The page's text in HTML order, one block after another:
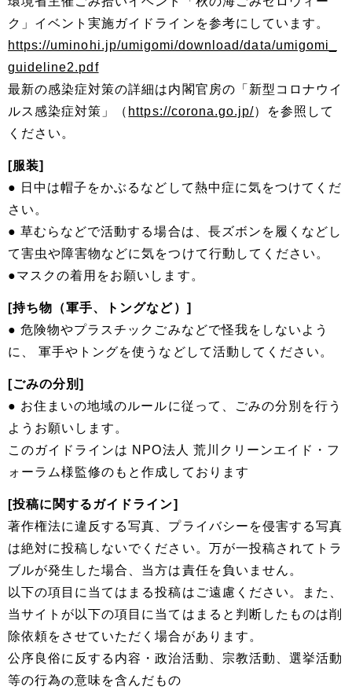
ク」イベント実施ガイドラインを参考にしています。
https://uminohi.jp/umigomi/download/data/umigomi_
guideline2.pdf
最新の感染症対策の詳細は内閣官房の「新型コロナウイ
ルス感染症対策」（ https://corona.go.jp/）を参照して
ください。
[服装]
● 日中は帽子をかぶるなどして熱中症に気をつけてくだ
さい。
● 草むらなどで活動する場合は、長ズボンを履くなどし
て害虫や障害物などに気をつけて行動してください。
●マスクの着用をお願いします。
[持ち物（軍手、トングなど）]
● 危険物やプラスチックごみなどで怪我をしないよう
に、 軍手やトングを使うなどして活動してください。
[ごみの分別]
● お住まいの地域のルールに従って、ごみの分別を行う
ようお願いします。
このガイドラインは NPO法人 荒川クリーンエイド・フ
ォーラム様監修のもと作成しております
[投稿に関するガイドライン]
著作権法に違反する写真、プライバシーを侵害する写真
は絶対に投稿しないでください。万が一投稿されてトラ
ブルが発生した場合、当方は責任を負いません。
以下の項目に当てはまる投稿はご遠慮ください。また、
当サイトが以下の項目に当てはまると判断したものは削
除依頼をさせていただく場合があります。
公序良俗に反する内容・政治活動、宗教活動、選挙活動
等の行為の意味を含んだもの